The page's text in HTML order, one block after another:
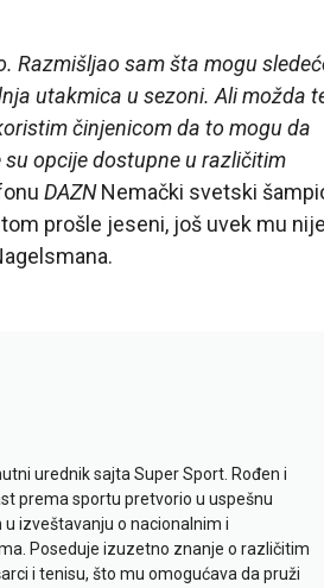
Razmišljao sam šta mogu
utakmica u sezoni. Ali možda
činjenicom da to mogu da
su opcije dostupne u različitim
DAZNNemački svetski
prošle jeseni, još uvek mu nije
urednik sajta Super Sport. Rođen i
prema sportu pretvorio u uspešnu
izveštavanju o nacionalnim i
Poseduje izuzetno znanje o različitim
i tenisu, što mu omogućava da pruži